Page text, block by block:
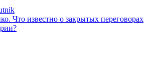
Что известно о закрытых переговорах